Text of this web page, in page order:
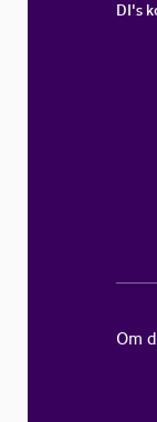
DI's
Om